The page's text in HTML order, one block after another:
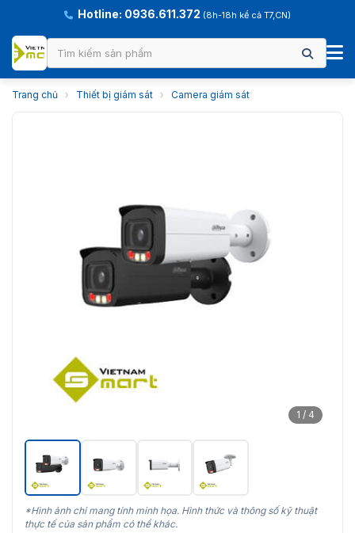
Hotline: 0936.611.372 (8h-18h kể cả T7,CN)
Trang chủ › Thiết bị giám sát › Camera giám sát
1 / 4
*Hình ảnh chỉ mang tính minh họa. Hình thức và thông số kỹ thuật
thực tế của sản phẩm có thể khác.